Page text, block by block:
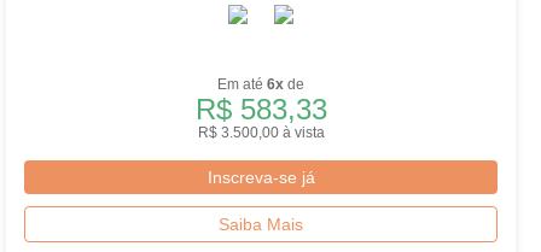
Em até 6x de
R$ 583,33
R$ 3.500,00 à vista
Inscreva-se já
Saiba Mais